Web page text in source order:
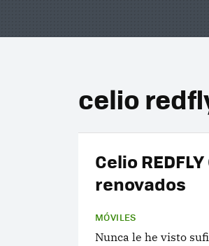
celio
Celio
renovados
MÓVILES
Nunca le he visto